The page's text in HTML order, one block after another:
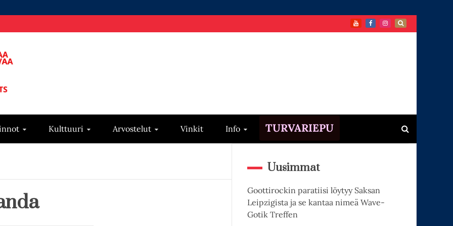
Kulttuuri Arvostelut Vinkit Info TURVARIEPU
Uusimmat
Goottirockin paratiisi löytyy Saksan
Leipzigista ja se kantaa nimeä Wave-
Gotik Treffen